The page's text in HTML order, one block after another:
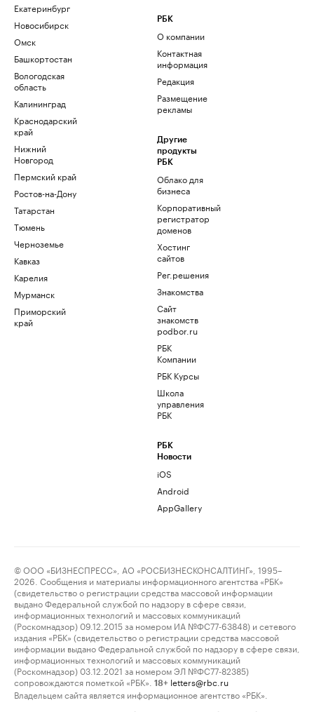
Екатеринбург
Новосибирск
Омск
Башкортостан
Вологодская
область
Калининград
Краснодарский
край
Нижний
Новгород
Пермский край
Ростов-на-Дону
Татарстан
Тюмень
Черноземье
Кавказ
Карелия
Мурманск
Приморский
край
РБК
О компании
Контактная
информация
Редакция
Размещение
рекламы
Другие
продукты
РБК
Облако для
бизнеса
Корпоративный
регистратор
доменов
Хостинг
сайтов
Рег.решения
Знакомства
Сайт
знакомств
podbor.ru
РБК
Компании
РБК Курсы
Школа
управления
РБК
РБК
Новости
iOS
Android
AppGallery
© ООО «БИЗНЕСПРЕСС», АО «РОСБИЗНЕСКОНСАЛТИНГ», 1995–
2026. Сообщения и материалы информационного агентства «РБК»
(свидетельство о регистрации средства массовой информации
выдано Федеральной службой по надзору в сфере связи,
информационных технологий и массовых коммуникаций
(Роскомнадзор) 09.12.2015 за номером ИА №ФС77-63848) и сетевого
издания «РБК» (свидетельство о регистрации средства массовой
информации выдано Федеральной службой по надзору в сфере связи,
информационных технологий и массовых коммуникаций
(Роскомнадзор) 03.12.2021 за номером ЭЛ №ФС77-82385)
сопровождаются пометкой «РБК».
18+ letters@rbc.ru
Владельцем сайта является информационное агентство «РБК».